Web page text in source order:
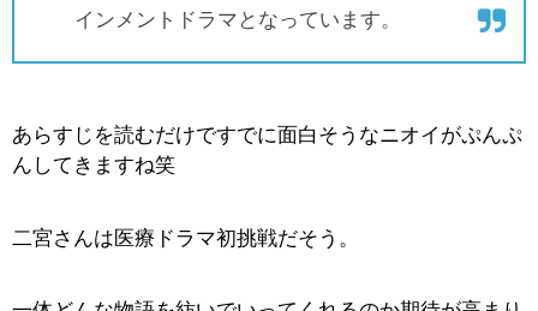
インメントドラマとなっています。
あらすじを読むだけですでに面白そうなニオイがぷんぷ
んしてきますね笑
二宮さんは医療ドラマ初挑戦だそう。